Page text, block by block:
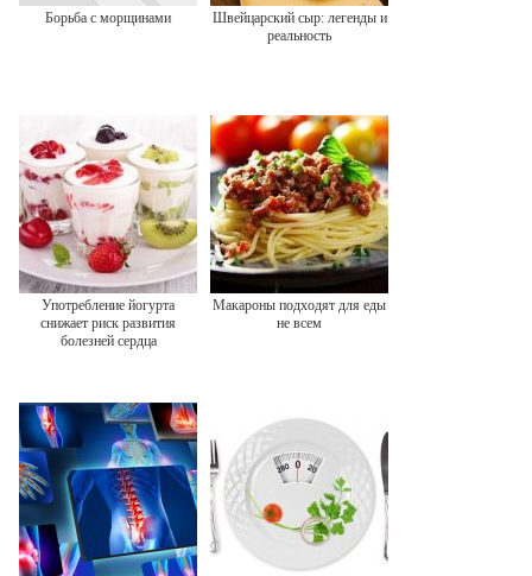
Борьба с морщинами
Швейцарский сыр: легенды и
реальность
Употребление йогурта
снижает риск развития
болезней сердца
Макароны подходят для еды
не всем